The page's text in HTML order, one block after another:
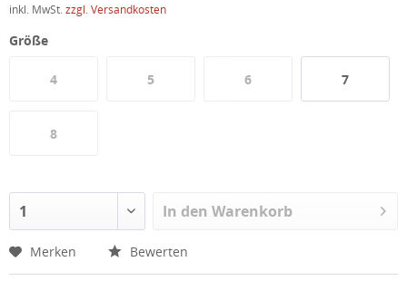
inkl. MwSt. zzgl. Versandkosten
Größe
4 5 6 7
8
In den Warenkorb
Merken Bewerten